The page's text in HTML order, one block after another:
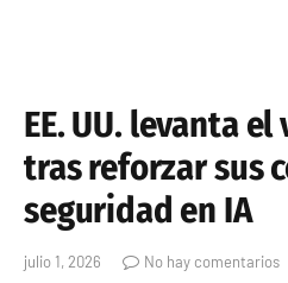
EE. UU. levanta el
tras reforzar sus
seguridad en IA
julio 1, 2026 No hay comentarios